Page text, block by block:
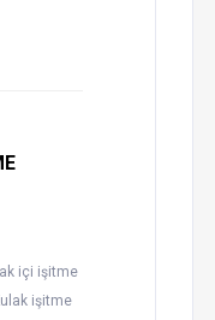
içi işitme
işitme